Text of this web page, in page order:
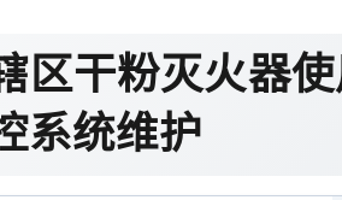
区干粉灭火器
系统维护